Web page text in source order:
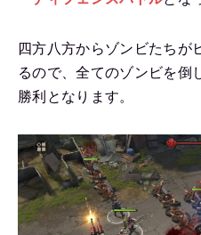
四方八方からゾンビたちが
るので、全てのゾンビを倒
勝利となります。